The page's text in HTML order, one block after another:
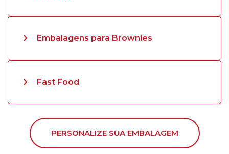
Embalagens para Brownies
Fast Food
PERSONALIZE SUA EMBALAGEM